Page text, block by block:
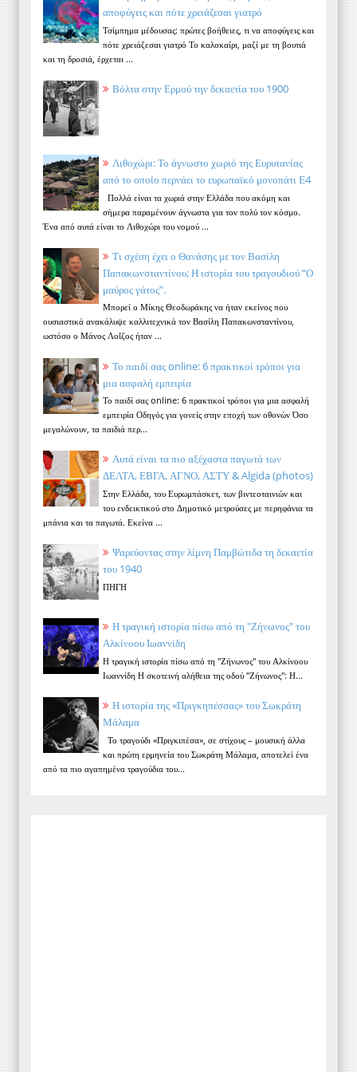
αποφύγεις και πότε χρειάζεσαι γιατρό
Τσίμπημα μέδουσας: πρώτες βοήθειες, τι να αποφύγεις και
πότε χρειάζεσαι γιατρό Το καλοκαίρι, μαζί με τη βουτιά
και τη δροσιά, έρχεται ...
Βόλτα στην Ερμού την δεκαετία του 1900
Λιθοχώρι: Το άγνωστο χωριό της Ευρυτανίας
από το οποίο περνάει το ευρωπαϊκό μονοπάτι Ε4
Πολλά είναι τα χωριά στην Ελλάδα που ακόμη και
σήμερα παραμένουν άγνωστα για τον πολύ τον κόσμο.
Ένα από αυτά είναι το Λιθοχώρι του νομού ...
Τι σχέση έχει ο Θανάσης με τον Βασίλη
Παπακωνσταντίνου; Η ιστορία του τραγουδιού “Ο
μαύρος γάτος”.
Μπορεί ο Μίκης Θεοδωράκης να ήταν εκείνος που
ουσιαστικά ανακάλυψε καλλιτεχνικά τον Βασίλη Παπακωνσταντίνου,
ωστόσο ο Μάνος Λοΐζος ήταν ...
Το παιδί σας online: 6 πρακτικοί τρόποι για
μια ασφαλή εμπειρία
Το παιδί σας online: 6 πρακτικοί τρόποι για μια ασφαλή
εμπειρία Οδηγός για γονείς στην εποχή των οθονών Όσο
μεγαλώνουν, τα παιδιά περ...
Αυτά είναι τα πιο αξέχαστα παγωτά των
ΔΕΛΤΑ, ΕΒΓΑ, ΑΓΝΟ, ΑΣΤΥ & Algida (photos)
Στην Ελλάδα, του Ευρωμπάσκετ, των βιντεοταινιών και
του ενδεικτικού στο Δημοτικό μετρούσες με περηφάνια τα
μπάνια και τα παγωτά. Εκείνα ...
Ψαρεύοντας στην λίμνη Παμβώτιδα τη δεκαετία
του 1940
ΠΗΓΗ
Η τραγική ιστορία πίσω από τη "Ζήνωνος" του
Αλκίνοου Ιωαννίδη
Η τραγική ιστορία πίσω από τη "Ζήνωνος" του Αλκίνοου
Ιωαννίδη Η σκοτεινή αλήθεια της οδού "Ζήνωνος": Η...
Η ιστορία της «Πριγκηπέσσας» του Σωκράτη
Μάλαμα
Το τραγούδι «Πριγκιπέσα», σε στίχους – μουσική άλλα
και πρώτη ερμηνεία του Σωκράτη Μάλαμα, αποτελεί ένα
από τα πιο αγαπημένα τραγούδια του...